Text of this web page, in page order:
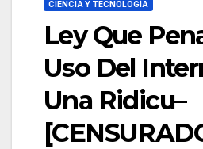
CIENCIA Y TECNOLOGÍA
Ley Que
Uso Del
Una Ridicu–